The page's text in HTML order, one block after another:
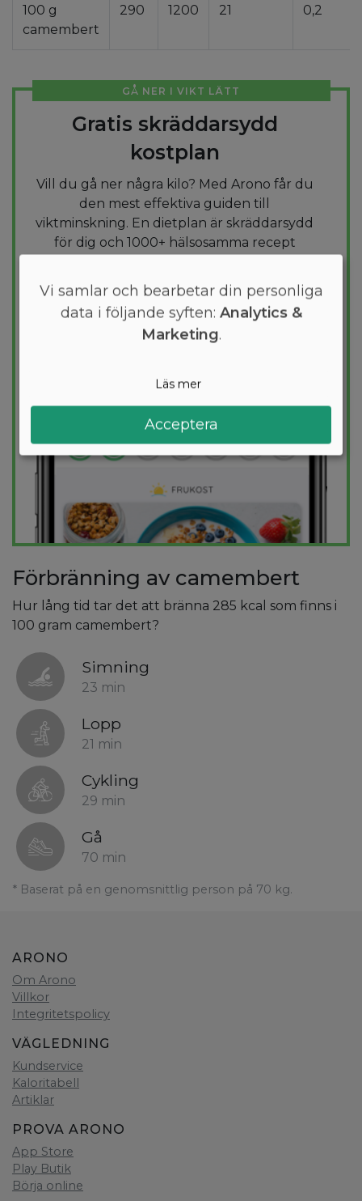
100 g
camembert
290 1200 21 0,2
GÅ NER I VIKT LÄTT
Gratis skräddarsydd
kostplan
Vill du gå ner några kilo? Med Arono får du
den mest effektiva guiden till
viktminskning. En dietplan är skräddarsydd
för dig och 1000+ hälsosamma recept
kalorimål varje dag.
PROVAGRATIS
Förbränning av camembert
Hur lång tid tar det att bränna 285 kcal som finns i
100 gram camembert?
Simning
23 min
Lopp
21 min
Cykling
29 min
Gå
70 min
* Baserat på en genomsnittlig person på 70 kg.
ARONO
Om Arono
Villkor
Integritetspolicy
VÄGLEDNING
Kundservice
Kaloritabell
Artiklar
PROVA ARONO
App Store
Play Butik
Börja online
Vi samlar och bearbetar din personliga
data i följande syften: Analytics &
Marketing.
Läs mer
Acceptera